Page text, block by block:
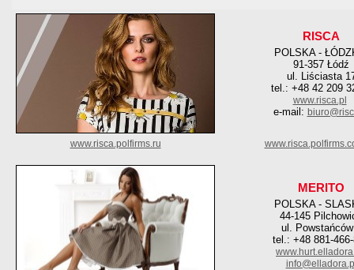
RISCA
POLSKA -
91-357 Łódź
ul. Liściasta
tel.: +48 42 209
www.risca.pl
e-mail:
www.risca.polfirms.ru
MERITO
POLSKA -
44-145
ul.
tel.: +48 881-